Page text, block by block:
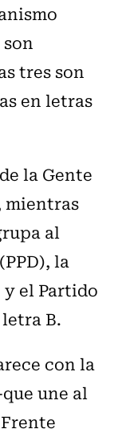
tres son
en letras
la Gente
mientras
al
la
el Partido
B.
con la
une al